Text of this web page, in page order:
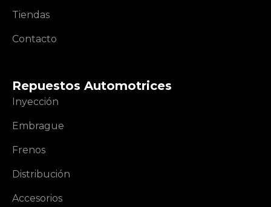
Tiendas
Contacto
Repuestos Automotrices
Inyección
Embrague
Frenos
Distribución
Accesorios